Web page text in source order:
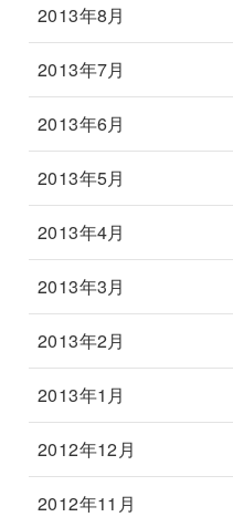
2013年8月
2013年7月
2013年6月
2013年5月
2013年4月
2013年3月
2013年2月
2013年1月
2012年12月
2012年11月